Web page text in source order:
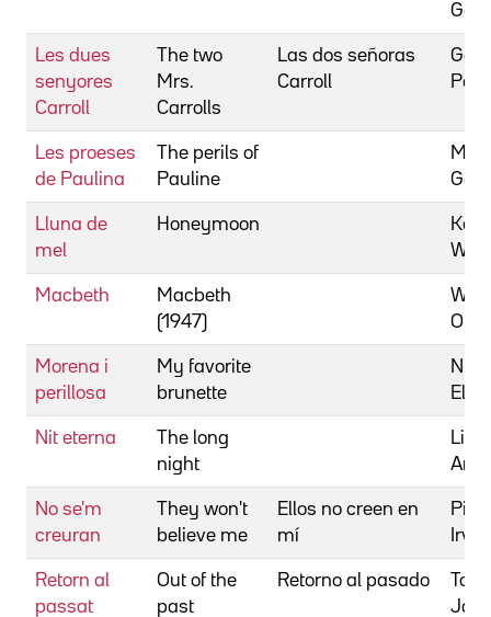
Les dues
senyores
Carroll
The two
Mrs.
Carrolls
Las dos señoras
Carroll
Les proeses
de Paulina
The perils of
Pauline
Lluna de
mel
Honeymoon
Macbeth
Macbeth
(1947)
Morena i
perillosa
My favorite
brunette
Nit eterna
The long
night
No se'm
creuran
They won't
believe me
Ellos no creen en
mí
Retorn al
passat
Out of the
past
Retorno al pasado